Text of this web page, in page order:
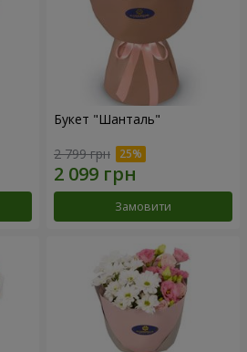
Букет "Шанталь"
2 799 грн
Замовити